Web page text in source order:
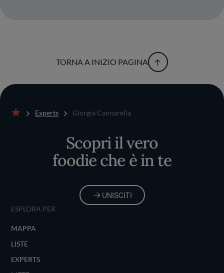
TORNA A INIZIO PAGINA
Experts Giorgia Cannarella
Scopri il vero
foodie che è in te
UNISCITI
ESPLORA PER
MAPPA
LISTE
EXPERTS